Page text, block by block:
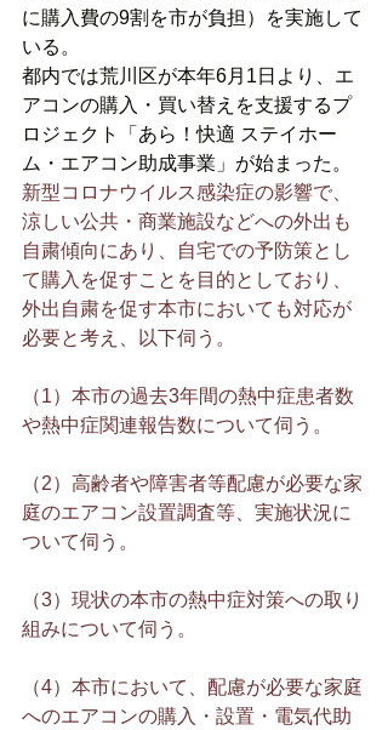
に購入費の9割を市が負担）を実施して
いる。
都内では荒川区が本年6月1日より、エ
アコンの購入・買い替えを支援するプ
ロジェクト「あら！快適 ステイホー
ム・エアコン助成事業」が始まった。
新型コロナウイルス感染症の影響で、
涼しい公共・商業施設などへの外出も
自粛傾向にあり、自宅での予防策とし
て購入を促すことを目的としており、
外出自粛を促す本市においても対応が
必要と考え、以下伺う。
（1）本市の過去3年間の熱中症患者数
や熱中症関連報告数について伺う。
（2）高齢者や障害者等配慮が必要な家
庭のエアコン設置調査等、実施状況に
ついて伺う。
（3）現状の本市の熱中症対策への取り
組みについて伺う。
（4）本市において、配慮が必要な家庭
へのエアコンの購入・設置・電気代助